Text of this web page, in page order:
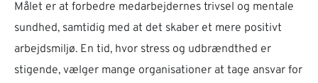
Målet er at forbedre medarbejdernes trivsel og mentale
sundhed, samtidig med at det skaber et mere positivt
arbejdsmiljø. En tid, hvor stress og udbrændthed er
stigende, vælger mange organisationer at tage ansvar for